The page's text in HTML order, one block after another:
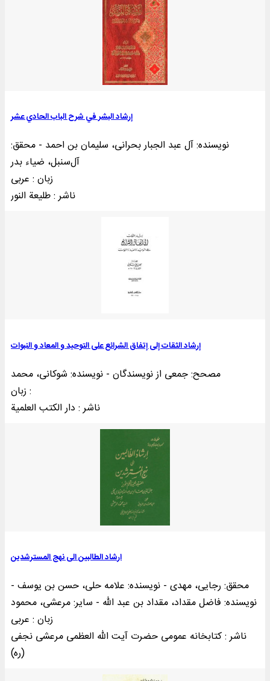
إرشاد البشر في شرح الباب الحادي عشر
نویسنده: آل عبد الجبار بحرانی، سلیمان بن احمد - محقق:
آل‌سنبل، ضیاء بدر
زبان : عربی
ناشر : طليعة النور
إرشاد الثقات إلی إتفاق الشرائع علی التوحید و المعاد و النبوات
مصحح: جمعی از نویسندگان - نویسنده: شوکانی، محمد
زبان :
ناشر : دار الکتب العلمية
ارشاد الطالبین الی نهج المسترشدین
محقق: رجایی، مهدی - نویسنده: علامه حلی، حسن بن یوسف -
نویسنده: فاضل مقداد، مقداد بن عبد الله - سایر: مرعشی، محمود
زبان : عربی
ناشر : کتابخانه عمومی حضرت آيت الله العظمی مرعشی نجفی
(ره)